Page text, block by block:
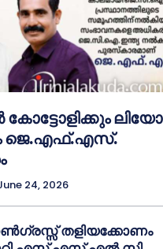
ലിയോ
ജെ.എഫ്.എസ്.
24, 2026
തളിയക്കോണം